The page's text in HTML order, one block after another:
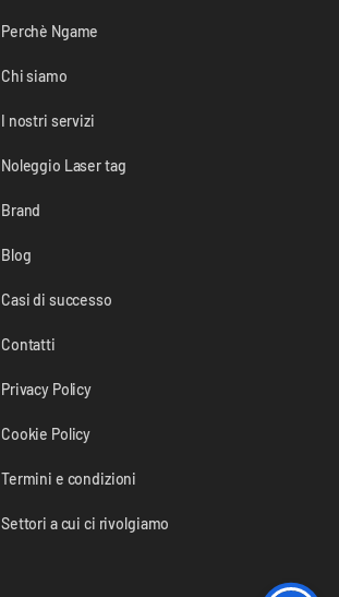
Perchè Ngame
Chi siamo
I nostri servizi
Noleggio Laser tag
Brand
Blog
Casi di successo
Contatti
Privacy Policy
Cookie Policy
Termini e condizioni
Settori a cui ci rivolgiamo